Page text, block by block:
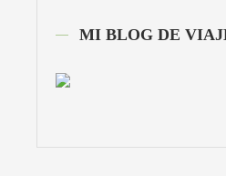
MI BLOG DE